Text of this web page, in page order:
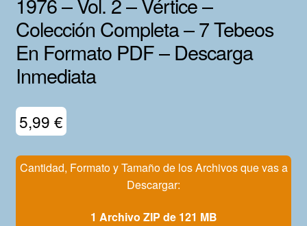
Adultos
Porno 3D
Mi Cuenta
Colección Completa – 7 Tebeos
En Formato PDF – Descarga
Inmediata
5,99 €
Cantidad, Formato y Tamaño de los Archivos que vas a
Descargar:
1 Archivo ZIP de 121 MB